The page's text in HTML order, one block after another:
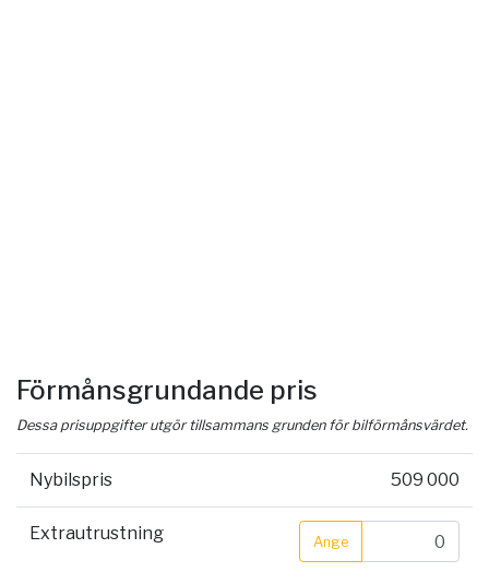
Förmånsgrundande pris
Dessa prisuppgifter utgör tillsammans grunden för bilförmånsvärdet.
Nybilspris 509 000
Extrautrustning Ange